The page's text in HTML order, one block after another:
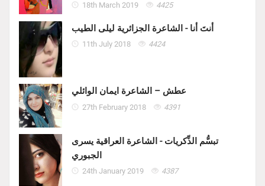
18th March 2019 4425
أنتَ أنا - الشاعرة الجزائرية ليلى الطيب
11th July 2018 4424
عطش – الشاعرة ايمان الوائلي
27th February 2018 4391
تبسُّم الذِّكريات - الشاعرة العراقية يسرى
الجبوري
24th January 2019 4387